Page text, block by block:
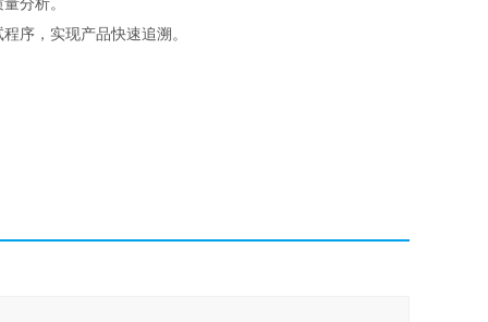
序，实现产品快速追溯。